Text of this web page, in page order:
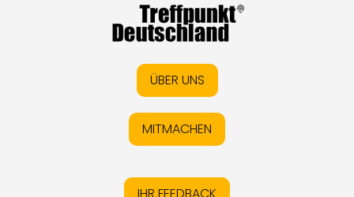
ÜBER UNS
MITMACHEN